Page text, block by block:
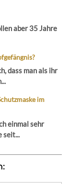
aber 35 Jahre
dass man als ihr
im
einmal sehr
seit...